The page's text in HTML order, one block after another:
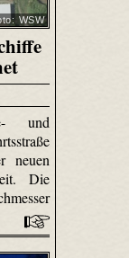
WSW
und
neuen
Die